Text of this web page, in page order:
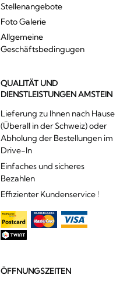
Stellenangebote
Foto Galerie
Allgemeine
Geschäftsbedingugen
QUALITÄT UND
DIENSTLEISTUNGEN AMSTEIN
Lieferung zu Ihnen nach Hause
(Überall in der Schweiz) oder
Abholung der Bestellungen im
Drive-In
Einfaches und sicheres
Bezahlen
Effizienter Kundenservice !
ÖFFNUNGSZEITEN